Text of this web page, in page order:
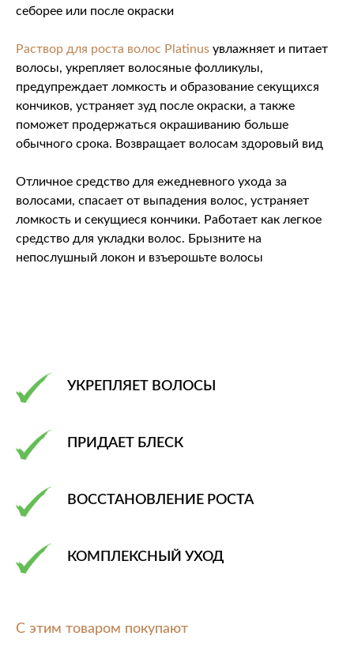
себорее или после окраски
Раствор для роста волос Platinus увлажняет и питает
волосы, укрепляет волосяные фолликулы,
предупреждает ломкость и образование секущихся
кончиков, устраняет зуд после окраски, а также
поможет продержаться окрашиванию больше
обычного срока. Возвращает волосам здоровый вид
Отличное средство для ежедневного ухода за
волосами, спасает от выпадения волос, устраняет
ломкость и секущиеся кончики. Работает как легкое
средство для укладки волос. Брызните на
непослушный локон и взъерошьте волосы
УКРЕПЛЯЕТ ВОЛОСЫ
ПРИДАЕТ БЛЕСК
ВОССТАНОВЛЕНИЕ РОСТА
КОМПЛЕКСНЫЙ УХОД
С этим товаром покупают